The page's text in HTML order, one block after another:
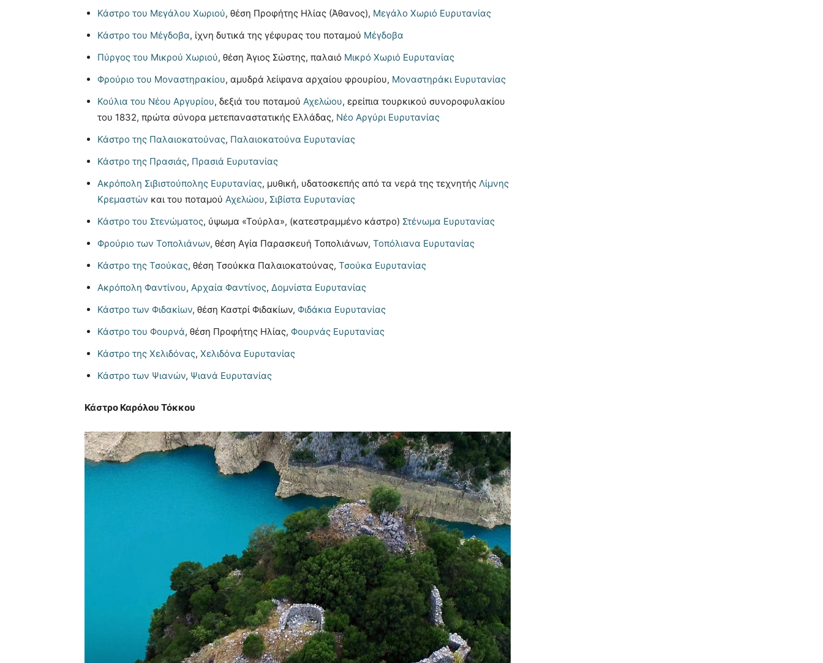
Κάστρο του Μεγάλου Χωριού, θέση Προφήτης Ηλίας (Άθανος), Μεγάλο Χωριό Ευρυτανίας
Κάστρο του Μέγδοβα, ίχνη δυτικά της γέφυρας του ποταμού Μέγδοβα
Πύργος του Μικρού Χωριού, θέση Άγιος Σώστης, παλαιό Μικρό Χωριό Ευρυτανίας
Φρούριο του Μοναστηρακίου, αμυδρά λείψανα αρχαίου φρουρίου, Μοναστηράκι Ευρυτανίας
Κούλια του Νέου Αργυρίου, δεξιά του ποταμού Αχελώου, ερείπια τουρκικού συνοροφυλακίου
του 1832, πρώτα σύνορα μετεπαναστατικής Ελλάδας, Νέο Αργύρι Ευρυτανίας
Κάστρο της Παλαιοκατούνας, Παλαιοκατούνα Ευρυτανίας
Κάστρο της Πρασιάς, Πρασιά Ευρυτανίας
Ακρόπολη Σιβιστούπολης Ευρυτανίας, μυθική, υδατοσκεπής από τα νερά της τεχνητής Λίμνης
Κρεμαστών και του ποταμού Αχελώου, Σιβίστα Ευρυτανίας
Κάστρο του Στενώματος, ύψωμα «Τούρλα», (κατεστραμμένο κάστρο) Στένωμα Ευρυτανίας
Φρούριο των Τοπολιάνων, θέση Αγία Παρασκευή Τοπολιάνων, Τοπόλιανα Ευρυτανίας
Κάστρο της Τσούκας, θέση Τσούκκα Παλαιοκατούνας, Τσούκα Ευρυτανίας
Ακρόπολη Φαντίνου, Αρχαία Φαντίνος, Δομνίστα Ευρυτανίας
Κάστρο των Φιδακίων, θέση Καστρί Φιδακίων, Φιδάκια Ευρυτανίας
Κάστρο του Φουρνά, θέση Προφήτης Ηλίας, Φουρνάς Ευρυτανίας
Κάστρο της Χελιδόνας, Χελιδόνα Ευρυτανίας
Κάστρο των Ψιανών, Ψιανά Ευρυτανίας
Κάστρο Καρόλου Τόκκου